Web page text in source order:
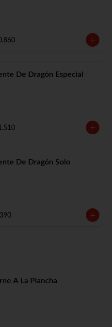
De Dragón Especial
De Dragón Solo
A La Plancha